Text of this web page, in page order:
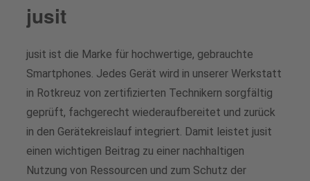
jusit
jusit ist die Marke für hochwertige, gebrauchte
Smartphones. Jedes Gerät wird in unserer Werkstatt
in Rotkreuz von zertifizierten Technikern sorgfältig
geprüft, fachgerecht wiederaufbereitet und zurück
in den Gerätekreislauf integriert. Damit leistet jusit
einen wichtigen Beitrag zu einer nachhaltigen
Nutzung von Ressourcen und zum Schutz der